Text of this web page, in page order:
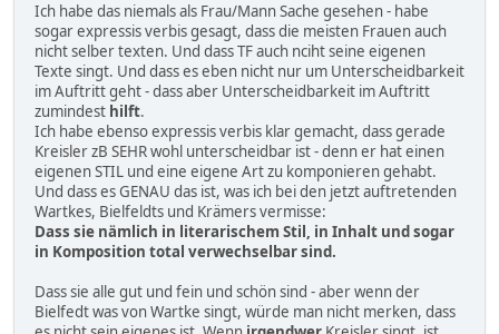
Ich habe das niemals als Frau/Mann Sache gesehen - habe
sogar expressis verbis gesagt, dass die meisten Frauen auch
nicht selber texten. Und dass TF auch nciht seine eigenen
Texte singt. Und dass es eben nicht nur um Unterscheidbarkeit
im Auftritt geht - dass aber Unterscheidbarkeit im Auftritt
zumindest hilft.
Ich habe ebenso expressis verbis klar gemacht, dass gerade
Kreisler zB SEHR wohl unterscheidbar ist - denn er hat einen
eigenen STIL und eine eigene Art zu komponieren gehabt.
Und dass es GENAU das ist, was ich bei den jetzt auftretenden
Wartkes, Bielfeldts und Krämers vermisse:
Dass sie nämlich in literarischem Stil, in Inhalt und sogar
in Komposition total verwechselbar sind.
Dass sie alle gut und fein und schön sind - aber wenn der
Bielfedt was von Wartke singt, würde man nicht merken, dass